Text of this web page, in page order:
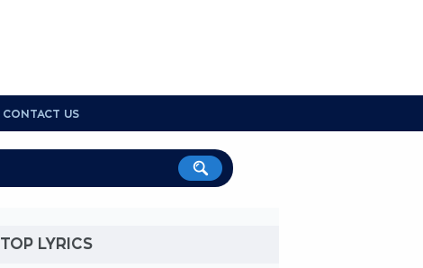
CONTACT US
TOP LYRICS